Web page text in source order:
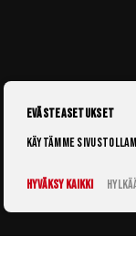
Evästeasetukset
Käytämme
Hyväksy kaikki